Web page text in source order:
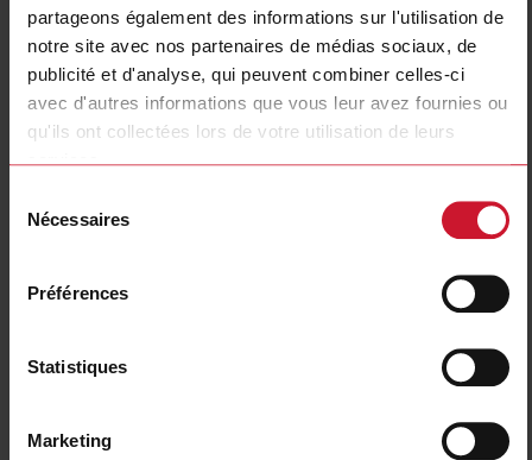
partageons également des informations sur l'utilisation de
notre site avec nos partenaires de médias sociaux, de
publicité et d'analyse, qui peuvent combiner celles-ci
avec d'autres informations que vous leur avez fournies ou
qu'ils ont collectées lors de votre utilisation de leurs
services.
Nécessaires
Préférences
Statistiques
Marketing
Frequency drives Outil de sélection du
démarreur progressif